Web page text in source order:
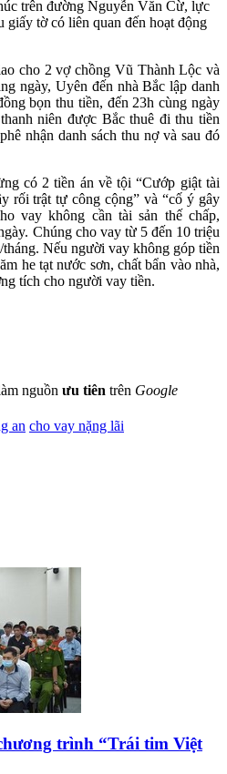
trên đường Nguyễn Văn Cừ, lực
giấy tờ có liên quan đến hoạt động
cho 2 vợ chồng Vũ Thành Lộc và
ngày, Uyên đến nhà Bắc lập danh
bọn thu tiền, đến 23h cùng ngày
niên được Bắc thuê đi thu tiền
nhận danh sách thu nợ và sau đó
có 2 tiền án về tội “Cướp giật tài
rối trật tự công cộng” và “cố ý gây
vay không cần tài sản thế chấp,
Chúng cho vay từ 5 đến 10 triệu
Nếu người vay không góp tiền
he tạt nước sơn, chất bẩn vào nhà,
tích cho người vay tiền.
nguồn ưu tiên trên Google
an cho vay nặng lãi
trình “Trái tim Việt